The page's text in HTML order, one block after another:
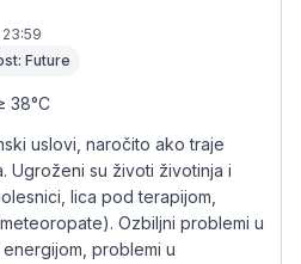
Future
38°C
uslovi, naročito ako traje
Ugroženi su životi životinja i
lica pod terapijom,
Ozbiljni problemi u
problemi u